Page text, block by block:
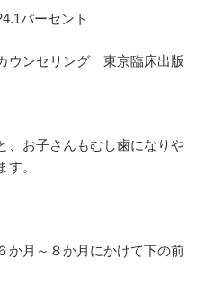
パーセント
ウンセリング 東京臨床出版
、お子さんもむし歯になりや
。
か月～８か月にかけて下の前